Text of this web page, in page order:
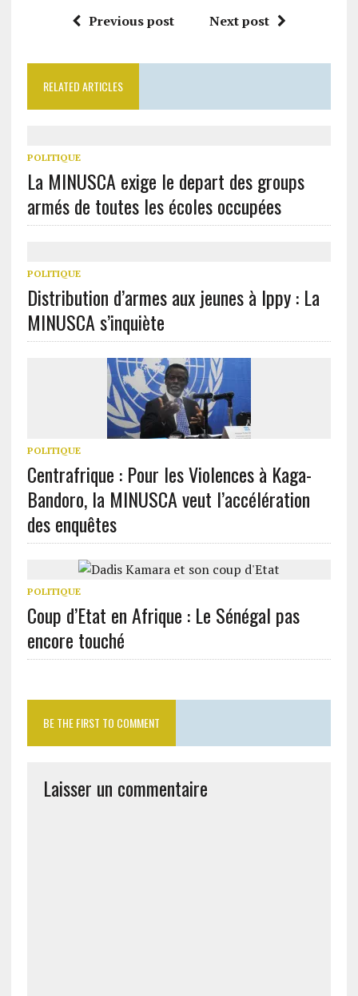
Previous post Next post
RELATED ARTICLES
POLITIQUE
La MINUSCA exige le depart des groups
armés de toutes les écoles occupées
POLITIQUE
Distribution d’armes aux jeunes à Ippy : La
MINUSCA s’inquiète
POLITIQUE
Centrafrique : Pour les Violences à Kaga-
Bandoro, la MINUSCA veut l’accélération
des enquêtes
POLITIQUE
Coup d’Etat en Afrique : Le Sénégal pas
encore touché
BE THE FIRST TO COMMENT
Laisser un commentaire